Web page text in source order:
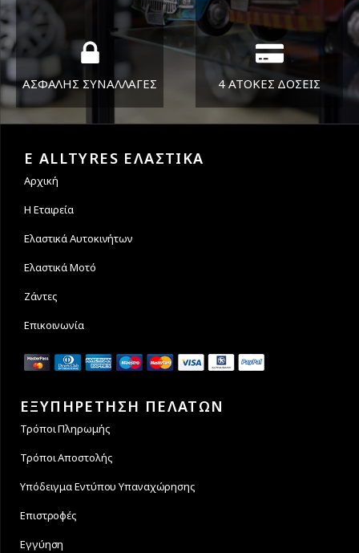
στείλουμε τα ελαστικά σας
ΑΣΦΑΛΗΣ ΣΥΝΑΛΛΑΓΕΣ 4 ΑΤΟΚΕΣ ΔΟΣΕΙΣ
E ALLTYRES ΕΛΑΣΤΙΚΑ
Αρχική
Η Εταιρεία
Ελαστικά Αυτοκινήτων
Ελαστικά Μοτό
Ζάντες
Επικοινωνία
ΕΞΥΠΗΡΕΤΗΣΗ ΠΕΛΑΤΩΝ
Τρόποι Πληρωμής
Τρόποι Αποστολής
Υπόδειγμα Εντύπου Υπαναχώρησης
Επιστροφές
Εγγύηση